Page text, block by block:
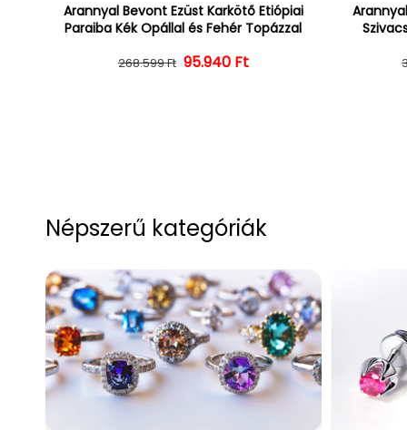
Arannyal Bevont Ezüst Karkötő Etiópiai
Paraiba Kék Opállal és Fehér Topázzal
Normál ár
268.599 Ft Kedvezményes ár
95.940 Ft
Népszerű kategóriák